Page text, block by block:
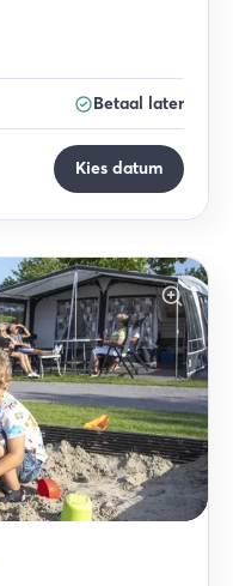
Betaal later
Kies datum